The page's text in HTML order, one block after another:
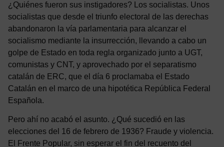
¿Quiénes fueron sus instigadores? Los socialistas. Unos
socialistas que desde el triunfo electoral de las derechas
abandonaron la vía parlamentaria para alcanzar el
socialismo mediante la insurrección, llevando a cabo un
golpe de Estado en toda regla organizado junto a UGT,
comunistas y CNT, y aprovechado por el separatismo
catalán de ERC, que el día 6 proclamaba el Estado
Catalán en el marco de una hipotética República Federal
Española.
Pero ahí no acabó el asunto. ¿Qué sucedió en las
elecciones del 16 de febrero de 1936? Fraude y violencia.
El Frente Popular, sin esperar el fin del recuento del